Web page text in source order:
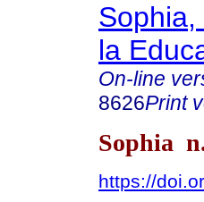
la
On-line
8626Print
Sophia
https://